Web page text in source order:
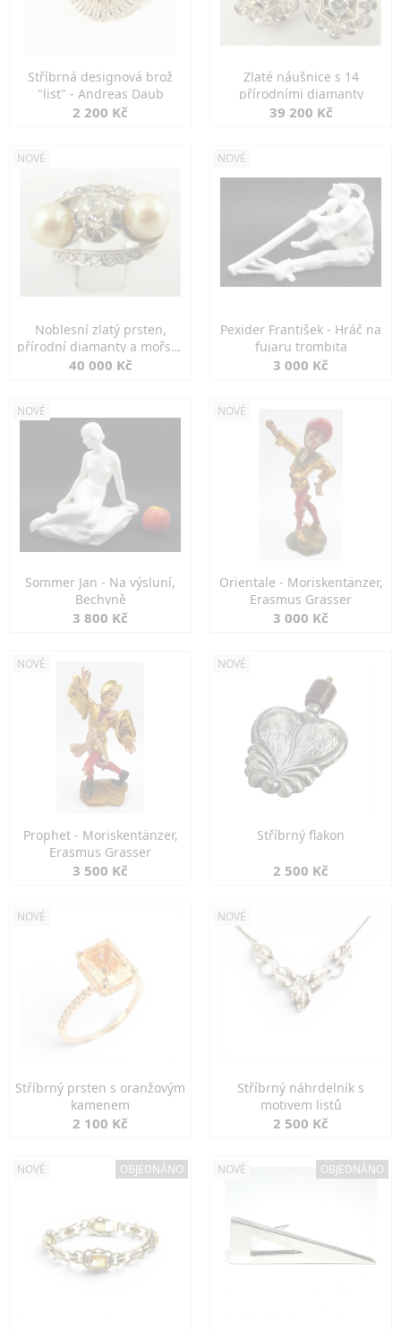
Stříbrná designová brož
"list" - Andreas Daub
2 200 Kč
Zlaté náušnice s 14
přírodními diamanty
39 200 Kč
NOVÉ
Noblesní zlatý prsten,
přírodní diamanty a mořské
perly
40 000 Kč
NOVÉ
Pexider František - Hráč na
fujaru trombita
3 000 Kč
NOVÉ
Sommer Jan - Na výsluní,
Bechyně
3 800 Kč
NOVÉ
Orientale - Moriskentänzer,
Erasmus Grasser
3 000 Kč
NOVÉ
Prophet - Moriskentänzer,
Erasmus Grasser
3 500 Kč
NOVÉ
Stříbrný flakon
2 500 Kč
NOVÉ
Stříbrný prsten s oranžovým
kamenem
2 100 Kč
NOVÉ
Stříbrný náhrdelník s
motivem listů
2 500 Kč
NOVÉ OBJEDNÁNO NOVÉ OBJEDNÁNO